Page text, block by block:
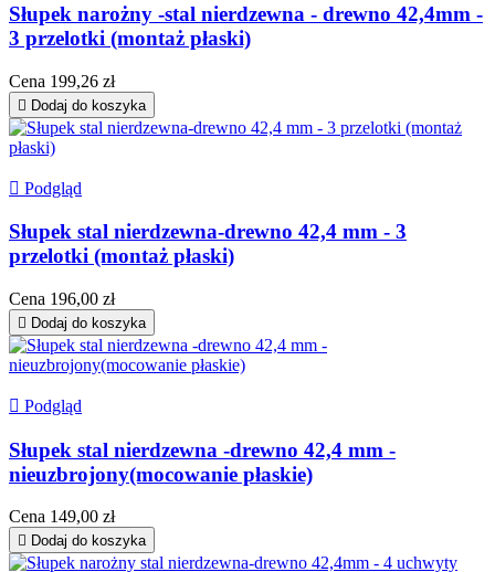
Słupek narożny -stal nierdzewna - drewno 42,4mm -
3 przelotki (montaż płaski)
Cena 199,26 zł
 Dodaj do koszyka
 Podgląd
Słupek stal nierdzewna-drewno 42,4 mm - 3
przelotki (montaż płaski)
Cena 196,00 zł
 Dodaj do koszyka
 Podgląd
Słupek stal nierdzewna -drewno 42,4 mm -
nieuzbrojony(mocowanie płaskie)
Cena 149,00 zł
 Dodaj do koszyka